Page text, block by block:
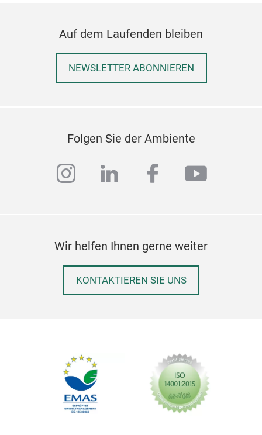
Auf dem Laufenden bleiben
NEWSLETTER ABONNIEREN
Folgen Sie der Ambiente
instagram
linkedinfacebook
Wir helfen Ihnen gerne weiter
KONTAKTIEREN SIE UNS